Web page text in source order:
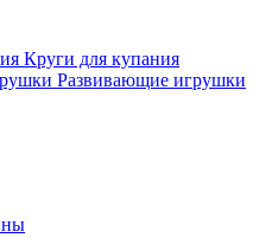
Круги для купания
Развивающие игрушки